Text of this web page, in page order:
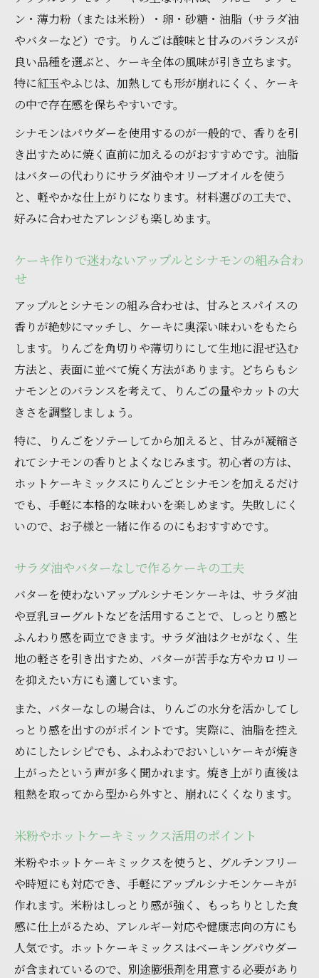
ン・薄力粉（または米粉）・卵・砂糖・油脂（サラダ油
やバターなど）です。りんごは酸味と甘みのバランスが
良い品種を選ぶと、ケーキ全体の風味が引き立ちます。
特に紅玉やふじは、加熱しても形が崩れにくく、ケーキ
の中で存在感を保ちやすいです。
シナモンはパウダーを使用するのが一般的で、香りを引
き出すために焼く直前に加えるのがおすすめです。油脂
はバターの代わりにサラダ油やオリーブオイルを使う
と、軽やかな仕上がりになります。材料選びの工夫で、
好みに合わせたアレンジも楽しめます。
ケーキ作りで迷わないアップルとシナモンの組み合わ
せ
アップルとシナモンの組み合わせは、甘みとスパイスの
香りが絶妙にマッチし、ケーキに奥深い味わいをもたら
します。りんごを角切りや薄切りにして生地に混ぜ込む
方法と、表面に並べて焼く方法があります。どちらもシ
ナモンとのバランスを考えて、りんごの量やカットの大
きさを調整しましょう。
特に、りんごをソテーしてから加えると、甘みが凝縮さ
れてシナモンの香りとよくなじみます。初心者の方は、
ホットケーキミックスにりんごとシナモンを加えるだけ
でも、手軽に本格的な味わいを楽しめます。失敗しにく
いので、お子様と一緒に作るのにもおすすめです。
サラダ油やバターなしで作るケーキの工夫
バターを使わないアップルシナモンケーキは、サラダ油
や豆乳ヨーグルトなどを活用することで、しっとり感と
ふんわり感を両立できます。サラダ油はクセがなく、生
地の軽さを引き出すため、バターが苦手な方やカロリー
を抑えたい方にも適しています。
また、バターなしの場合は、りんごの水分を活かしてし
っとり感を出すのがポイントです。実際に、油脂を控え
めにしたレシピでも、ふわふわでおいしいケーキが焼き
上がったという声が多く聞かれます。焼き上がり直後は
粗熱を取ってから型から外すと、崩れにくくなります。
米粉やホットケーキミックス活用のポイント
米粉やホットケーキミックスを使うと、グルテンフリー
や時短にも対応でき、手軽にアップルシナモンケーキが
作れます。米粉はしっとり感が強く、もっちりとした食
感に仕上がるため、アレルギー対応や健康志向の方にも
人気です。ホットケーキミックスはベーキングパウダー
が含まれているので、別途膨張剤を用意する必要があり